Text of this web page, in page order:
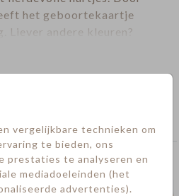
vergelijkbare technieken om
te bieden, ons
prestaties te analyseren en
mediadoeleinden (het
advertenties).
het geboortekaartje
Liever andere kleuren?
aan te passen.
ook leuk